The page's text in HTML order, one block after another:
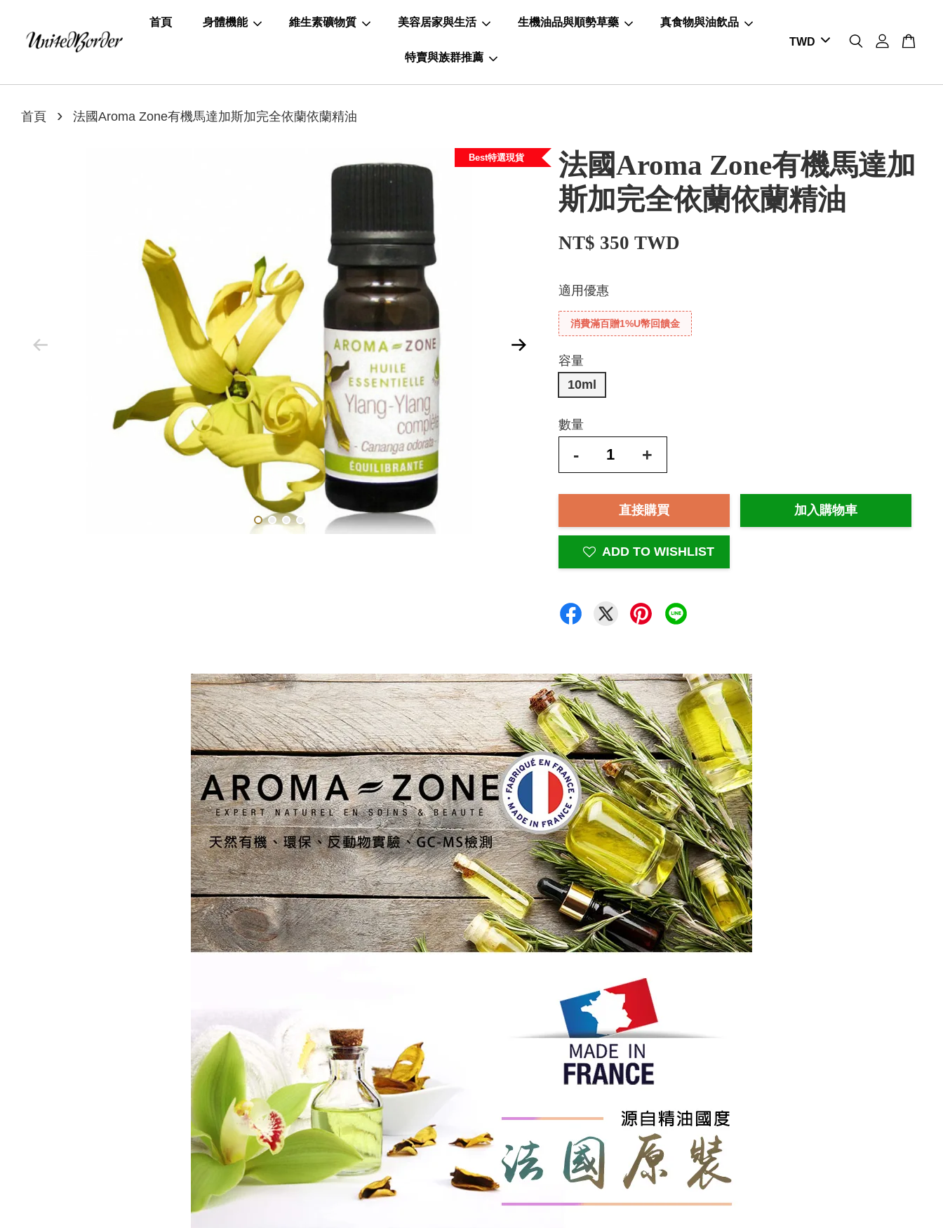
首頁 身體機能 維生素礦物質 美容居家與生活 生機油品與順勢草藥 真食物與油飲品
特賣與族群推薦
首頁 › 法國Aroma Zone有機馬達加斯加完全依蘭依蘭精油
Best特選現貨
法國Aroma Zone有機馬達加
斯加完全依蘭依蘭精油
NT$ 350 TWD
適用優惠
消費滿百贈1%U幣回饋金
容量
10ml
數量
- +
直接購買 加入購物車
ADD TO WISHLIST